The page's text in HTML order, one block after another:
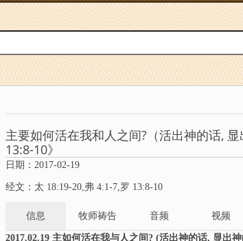
主要如何活在我和人之间?（活出神的话,
13:8-10》
日期：2017-02-19
经文：太 18:19-20,弗 4:1-7,罗 13:8-10
信息 牧师祷告 音频 视频
2017.02.19 主如何活在我与人之间? (活出神的话, 显出神